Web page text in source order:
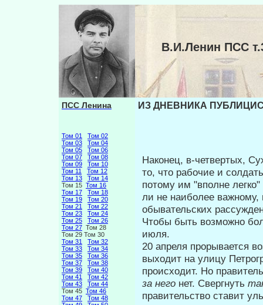
В.И.Ленин ПСС
ПСС Ленина
Том 01
Том 02
Том 03
Том 04
Том 05
Том 06
Том 07
Том 08
Том 09
Том 10
Том 11
Том 12
Том 13
Том 14
Том 15 Том 16
Том 17
Том 18
Том 19
Том 20
Том 21
Том 22
Том 23
Том 24
Том 25
Том 26
Том 27 Том 28
Том 29 Том 30
Том 31
Том 32
Том 33
Том 34
Том 35
Том 36
Том 37
Том 38
Том 39
Том 40
Том 41
Том 42
Том 43
Том 44
Том 45 Том 46
Том 47
Том 48
ИЗ ДНЕВНИКА
Наконец, в-четвертых,
то, что рабочие и
потому им "вполне
ли не наиболее важному,
обывательских
Чтобы быть возможно
июля.
20 апреля прорывается
выхо­дит на улицу
происходит. Но
за него нет. Свергнуть
правительство ставит